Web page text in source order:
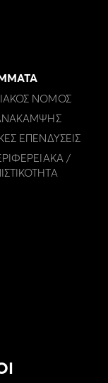
ΝΟΜΟΣ
ΕΠΕΝΔΥΣΕΙΣ
/